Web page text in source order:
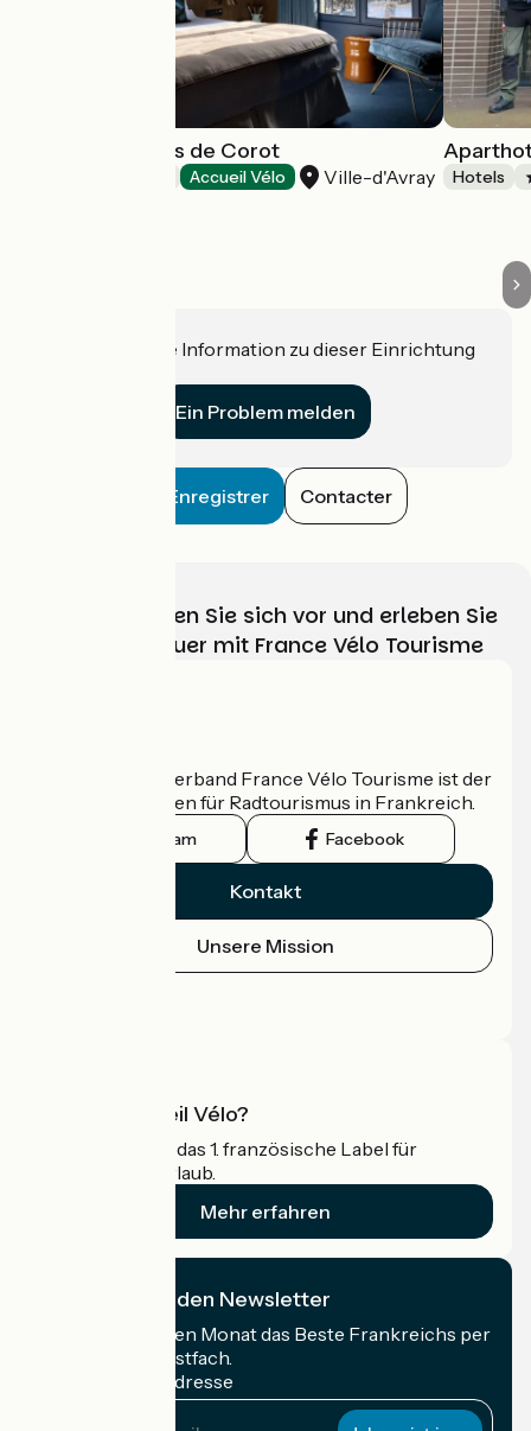
Hôtel Les Etangs de Corot
Accueil Vélo Ville-d'Avray Hotels
Haben Sie eine Information zu dieser Einrichtung
Ein Problem melden
Enregistrer Contacter
Wählen, bereiten Sie sich vor und erleben Sie
Ihr Radabenteuer mit France Vélo Tourisme
Der nationale Verband France Vélo Tourisme ist der
offizielle Leitfaden für Radtourismus in Frankreich.
Instagram Facebook
Kontakt
Unsere Mission
Was ist Accueil Vélo?
Accueil Vélo ist das 1. französische Label für
Radfahrer im Urlaub.
Mehr erfahren
Ich abonniere den Newsletter
Erhalten Sie jeden Monat das Beste Frankreichs per
Rad in Ihrem Postfach.
Meine E-Mail-Adresse